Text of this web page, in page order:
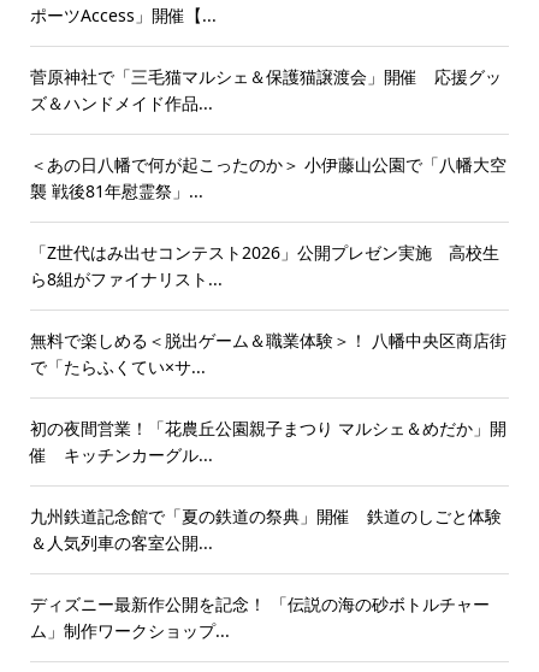
ポーツAccess」開催【...
菅原神社で「三毛猫マルシェ＆保護猫譲渡会」開催 応援グッ
ズ＆ハンドメイド作品...
＜あの日八幡で何が起こったのか＞ 小伊藤山公園で「八幡大空
襲 戦後81年慰霊祭」...
「Z世代はみ出せコンテスト2026」公開プレゼン実施 高校生
ら8組がファイナリスト...
無料で楽しめる＜脱出ゲーム＆職業体験＞！ 八幡中央区商店街
で「たらふくてい×サ...
初の夜間営業！「花農丘公園親子まつり マルシェ＆めだか」開
催 キッチンカーグル...
九州鉄道記念館で「夏の鉄道の祭典」開催 鉄道のしごと体験
＆人気列車の客室公開...
ディズニー最新作公開を記念！ 「伝説の海の砂ボトルチャー
ム」制作ワークショップ...